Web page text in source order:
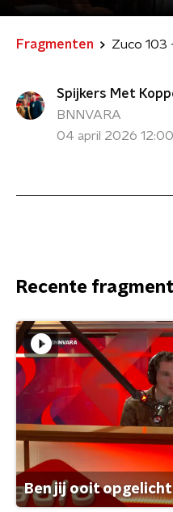
Fragmenten Zuco 103
Spijkers Met
BNNVARA
04 april 2026
Recente
Ben jij ooit